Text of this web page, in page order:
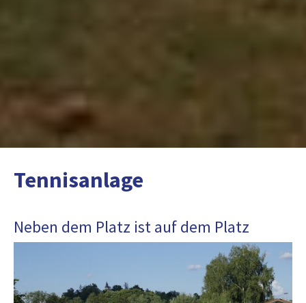
Tennisanlage
Neben dem Platz ist auf dem Platz